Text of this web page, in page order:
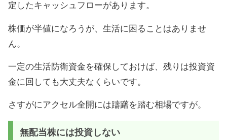
定したキャッシュフローがあります。
株価が半値になろうが、生活に困ることはありませ
ん。
一定の生活防衛資金を確保しておけば、残りは投資資
金に回しても大丈夫なくらいです。
さすがにアクセル全開には躊躇を踏む相場ですが。
無配当株には投資しない